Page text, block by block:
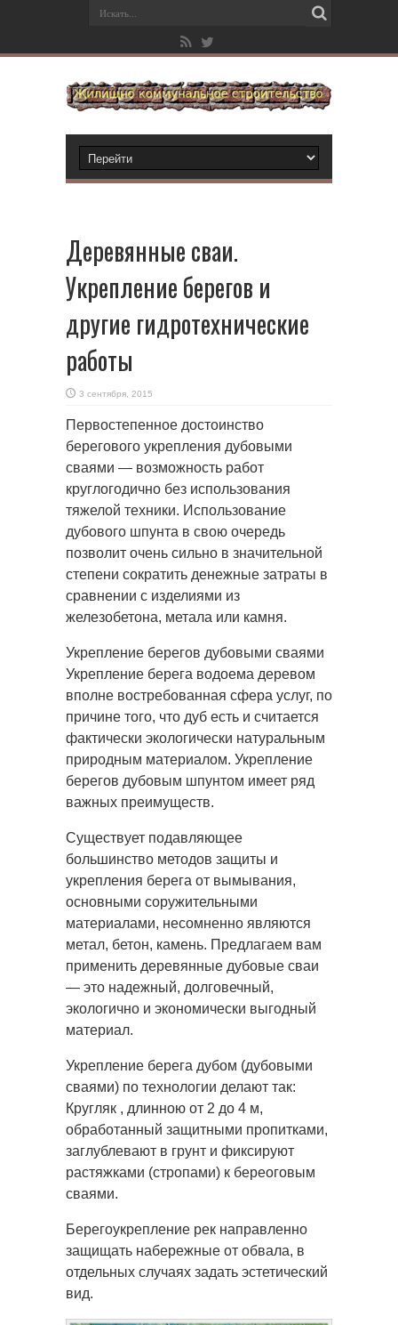
Деревянные сваи.
Укрепление берегов и
другие гидротехнические
работы
3 сентября, 2015
Первостепенное достоинство
берегового укрепления дубовыми
сваями — возможность работ
круглогодично без использования
тяжелой техники. Использование
дубового шпунта в свою очередь
позволит очень сильно в значительной
степени сократить денежные затраты в
сравнении с изделиями из
железобетона, метала или камня.
Укрепление берегов дубовыми сваями
Укрепление берега водоема деревом
вполне востребованная сфера услуг, по
причине того, что дуб есть и считается
фактически экологически натуральным
природным материалом. Укрепление
берегов дубовым шпунтом имеет ряд
важных преимуществ.
Существует подавляющее
большинство методов защиты и
укрепления берега от вымывания,
основными соружительными
материалами, несомненно являются
метал, бетон, камень. Предлагаем вам
применить деревянные дубовые сваи
— это надежный, долговечный,
экологично и экономически выгодный
материал.
Укрепление берега дубом (дубовыми
сваями) по технологии делают так:
Кругляк , длинною от 2 до 4 м,
обработанный защитными пропитками,
заглублевают в грунт и фиксируют
растяжками (стропами) к береоговым
сваями.
Берегоукрепление рек направленно
защищать набережные от обвала, в
отдельных случаях задать эстетический
вид.